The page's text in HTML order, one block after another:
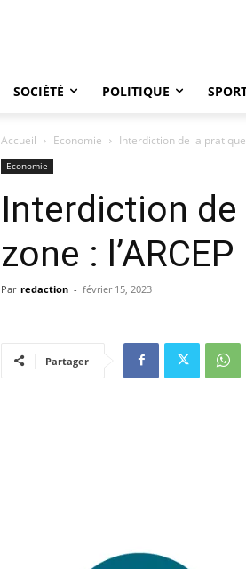
SOCIÉTÉ POLITIQUE
Accueil Economie Interdiction de la pratique
Economie
Interdiction
zone :
Par redaction - février 15, 2023
Partager